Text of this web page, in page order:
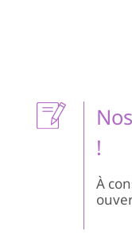
!
À